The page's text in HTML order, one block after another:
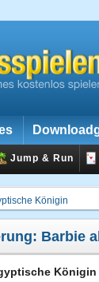
Jump & Run
Königin
Barbie